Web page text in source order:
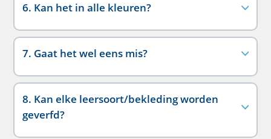
6. Kan het in alle kleuren?
7. Gaat het wel eens mis?
8. Kan elke leersoort/bekleding worden
geverfd?